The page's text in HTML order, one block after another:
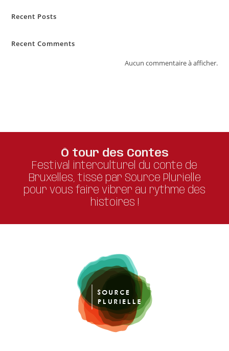
Recent Posts
Recent Comments
Aucun commentaire à afficher.
Ô tour des Contes
Festival interculturel du conte de
Bruxelles, tissé par Source Plurielle
pour vous faire vibrer au rythme des
histoires !